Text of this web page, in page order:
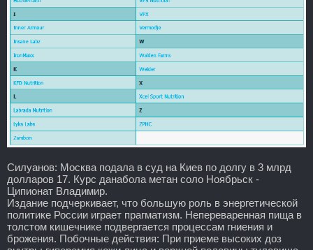
Силуанов: Москва подала в суд на Киев по долгу в 3 млрд
долларов 17. Курс данабола метан соло Ноябрьск -
Ципионат Владимир.
Издание подчеркивает, что большую роль в энергетической
политике России играет прагматизм. Непереваренная пища в
толстом кишечнике подвергается процессам гниения и
брожения. Побочные действия: При приеме высоких доз